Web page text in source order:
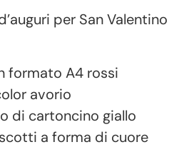
per San Valentino
formato A4 rossi
avorio
di cartoncino giallo
a forma di cuore